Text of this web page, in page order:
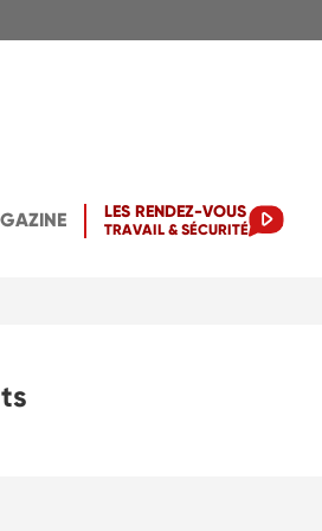
LES RENDEZ-VOUS
TRAVAIL & SÉCURITÉ